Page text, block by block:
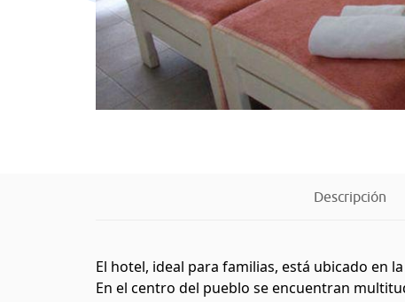
Descripción
El hotel, ideal para familias, está ubicado en
En el centro del pueblo se encuentran